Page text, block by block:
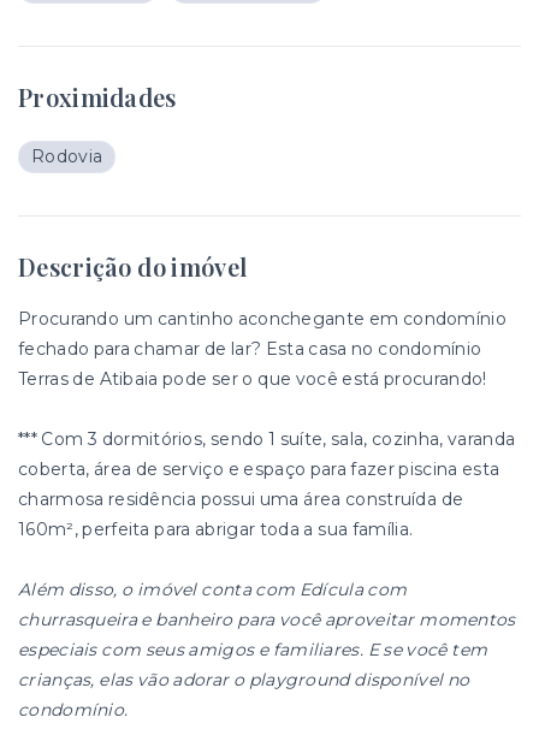
Proximidades
Rodovia
Descrição do imóvel
Procurando um cantinho aconchegante em condomínio
fechado para chamar de lar? Esta casa no condomínio
Terras de Atibaia pode ser o que você está procurando!
*** Com 3 dormitórios, sendo 1 suíte, sala, cozinha, varanda
coberta, área de serviço e espaço para fazer piscina esta
charmosa residência possui uma área construída de
160m², perfeita para abrigar toda a sua família.
Além disso, o imóvel conta com Edícula com
churrasqueira e banheiro para você aproveitar momentos
especiais com seus amigos e familiares. E se você tem
crianças, elas vão adorar o playground disponível no
condomínio.